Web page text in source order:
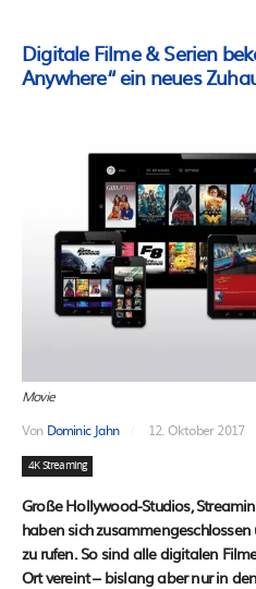
Digitale Filme & Serien
Anywhere“ ein neues
Movie
Von Dominic Jahn 12. Oktober 2017
4K Streaming
Große Hollywood-Studios,
haben sich
zu rufen. So sind alle digitalen
Ort vereint – bislang aber nur in